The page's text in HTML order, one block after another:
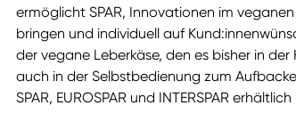
ermöglicht SPAR, Innovationen im
bringen und individuell auf
der vegane Leberkäse, den es bisher in
auch in der Selbstbedienung zum
SPAR, EUROSPAR und INTERSPAR erhältlich